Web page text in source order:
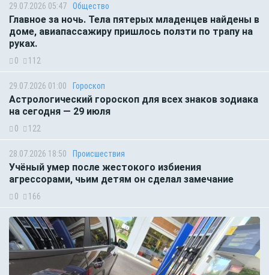
29.07.2026 05:47 Общество
Главное за ночь. Тела пятерых младенцев найдены в
доме, авиапассажиру пришлось ползти по трапу на
руках.
0 112
29.07.2026 01:00 Гороскоп
Астрологический гороскоп для всех знаков зодиака
на сегодня — 29 июля
0 122
28.07.2026 18:50 Происшествия
Учёный умер после жестокого избиения
агрессорами, чьим детям он сделал замечание
0 166